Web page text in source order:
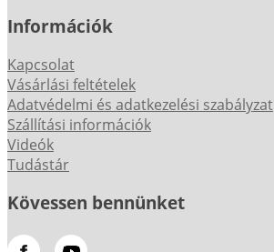
Információk
Kapcsolat
Vásárlási feltételek
Adatvédelmi és adatkezelési szabályzat
Szállítási információk
Videók
Tudástár
Kövessen bennünket